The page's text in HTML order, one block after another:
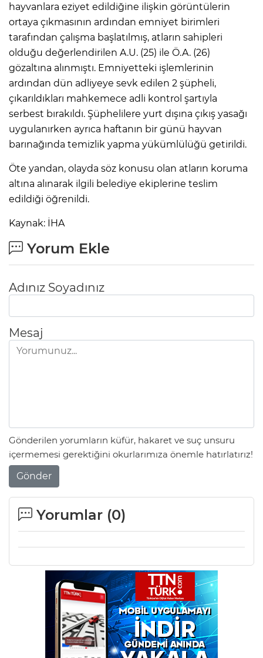
hayvanlara eziyet edildiğine ilişkin görüntülerin
ortaya çıkmasının ardından emniyet birimleri
tarafından çalışma başlatılmış, atların sahipleri
olduğu değerlendirilen A.U. (25) ile Ö.A. (26)
gözaltına alınmıştı. Emniyetteki işlemlerinin
ardından dün adliyeye sevk edilen 2 şüpheli,
çıkarıldıkları mahkemece adli kontrol şartıyla
serbest bırakıldı. Şüphelilere yurt dışına çıkış yasağı
uygulanırken ayrıca haftanın bir günü hayvan
barınağında temizlik yapma yükümlülüğü getirildi.
Öte yandan, olayda söz konusu olan atların koruma
altına alınarak ilgili belediye ekiplerine teslim
edildiği öğrenildi.
Kaynak: İHA
Yorum Ekle
Adınız Soyadınız
Mesaj
Gönderilen yorumların küfür, hakaret ve suç unsuru
içermemesi gerektiğini okurlarımıza önemle hatırlatırız!
Gönder
Yorumlar (0)